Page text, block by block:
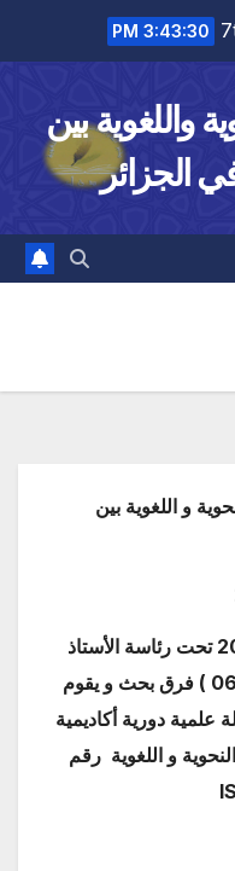
3:43:30 PM
واللغوية بين
الجزائر
و اللغوية بين
أنشئ المخبـر بتاريخ19نوفمبر 2009 تحت رئاسة الأستاذ
الدكتور :عرابي أحمد ويضم ستة (06 ) فرق بحث و يقوم
علمية دورية أكاديمية
و اللغوية رقم